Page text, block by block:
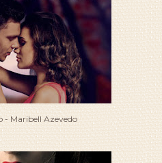
- Maribell Azevedo